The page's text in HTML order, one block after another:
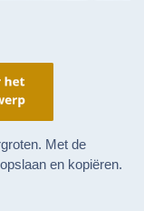
Met de
en kopiëren.